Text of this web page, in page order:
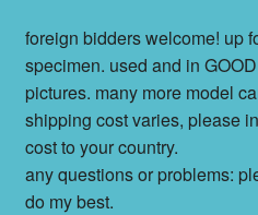
foreign bidders welcome! up
specimen. used and in
pictures. many more model
shipping cost varies, please
cost to your country.
any questions or problems:
do my best.